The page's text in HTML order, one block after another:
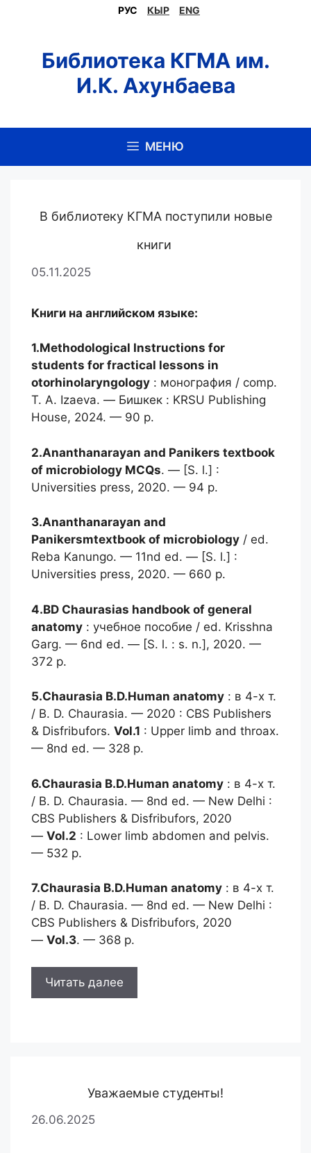
РУС КЫР ENG
Библиотека КГМА им.
И.К. Ахунбаева
МЕНЮ
В библиотеку КГМА поступили новые
книги
05.11.2025
Книги на английском языке:
1.Methodological Instructions for
students for fractical lessons in
otorhinolaryngology : монография / comp.
T. A. Izaeva. — Бишкек : KRSU Publishing
House, 2024. — 90 p.
2.Ananthanarayan and Panikers textbook
of microbiology MCQs. — [S. l.] :
Universities press, 2020. — 94 p.
3.Ananthanarayan and
Panikersmtextbook of microbiology / ed.
Reba Kanungo. — 11nd ed. — [S. l.] :
Universities press, 2020. — 660 p.
4.BD Chaurasias handbook of general
anatomy : учебное пособие / ed. Krisshna
Garg. — 6nd ed. — [S. l. : s. n.], 2020. —
372 p.
5.Chaurasia B.D.Human anatomy : в 4-х т.
/ B. D. Chaurasia. — 2020 : CBS Publishers
& Disfribufors. Vol.1 : Upper limb and throax.
— 8nd ed. — 328 p.
6.Chaurasia B.D.Human anatomy : в 4-х т.
/ B. D. Chaurasia. — 8nd ed. — New Delhi :
CBS Publishers & Disfribufors, 2020
— Vol.2 : Lower limb abdomen and pelvis.
— 532 p.
7.Chaurasia B.D.Human anatomy : в 4-х т.
/ B. D. Chaurasia. — 8nd ed. — New Delhi :
CBS Publishers & Disfribufors, 2020
— Vol.3. — 368 p.
Читать далее
Уважаемые студенты!
26.06.2025